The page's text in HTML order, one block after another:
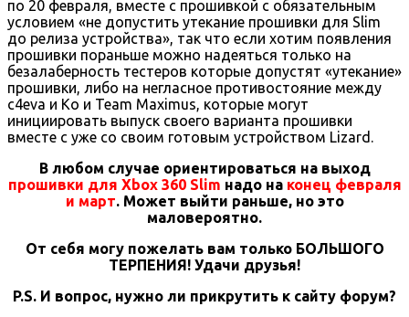
по 20 февраля, вместе с прошивкой с обязательным
условием «не допустить утекание прошивки для Slim
до релиза устройства», так что если хотим появления
прошивки пораньше можно надеяться только на
безалаберность тестеров которые допустят «утекание»
прошивки, либо на негласное противостояние между
c4eva и Ko и Team Maximus, которые могут
инициировать выпуск своего варианта прошивки
вместе с уже со своим готовым устройством Lizard.
В любом случае ориентироваться на выход
прошивки для Xbox 360 Slim надо на конец февраля
и март. Может выйти раньше, но это
маловероятно.
От себя могу пожелать вам только БОЛЬШОГО
ТЕРПЕНИЯ! Удачи друзья!
P.S. И вопрос, нужно ли прикрутить к сайту форум?